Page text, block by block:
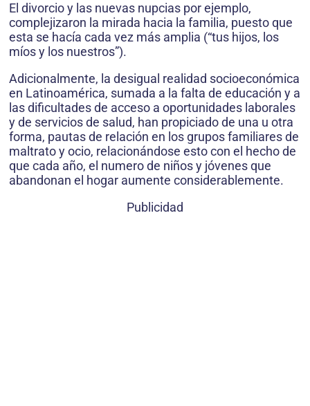
El divorcio y las nuevas nupcias por ejemplo,
complejizaron la mirada hacia la familia, puesto que
esta se hacía cada vez más amplia (“tus hijos, los
míos y los nuestros”).
Adicionalmente, la desigual realidad socioeconómica
en Latinoamérica, sumada a la falta de educación y a
las dificultades de acceso a oportunidades laborales
y de servicios de salud, han propiciado de una u otra
forma, pautas de relación en los grupos familiares de
maltrato y ocio, relacionándose esto con el hecho de
que cada año, el numero de niños y jóvenes que
abandonan el hogar aumente considerablemente.
Publicidad